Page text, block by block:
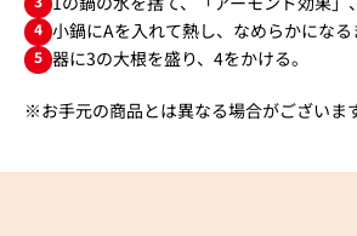
4 小鍋にAを入れて熱し、なめらかになる
5 器に3の大根を盛り、4をかける。
※お手元の商品とは異なる場合がございま